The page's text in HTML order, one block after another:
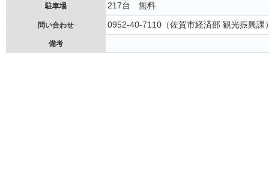
駐車場 217台 無料
問い合わせ 0952-40-7110（佐賀市経済部 観光振興課
備考